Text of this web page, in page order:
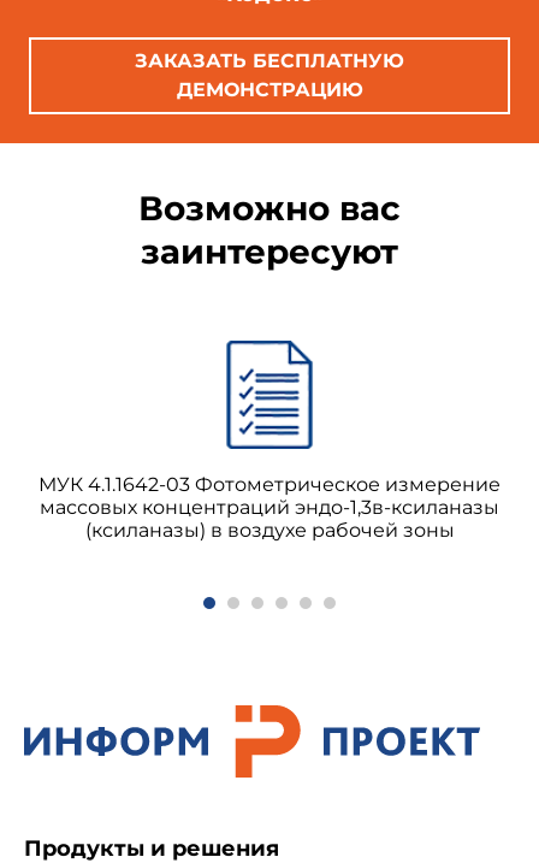
ЗАКАЗАТЬ БЕСПЛАТНУЮ
ДЕМОНСТРАЦИЮ
Возможно вас
заинтересуют
МУК 4.1.1642-03 Фотометрическое измерение
массовых концентраций эндо-1,3в-ксиланазы
(ксиланазы) в воздухе рабочей зоны
Продукты и решения